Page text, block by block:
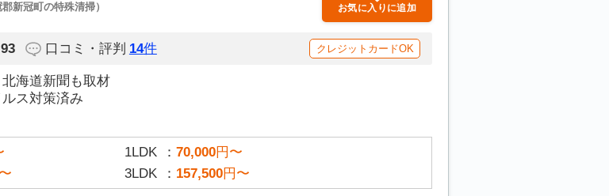
郡新冠町の特殊清掃） お気に入りに追加
口コミ・評判 14件 クレジットカードOK
海道新聞も取材
ス対策済み
1LDK 70,000円〜
3LDK 157,500円〜